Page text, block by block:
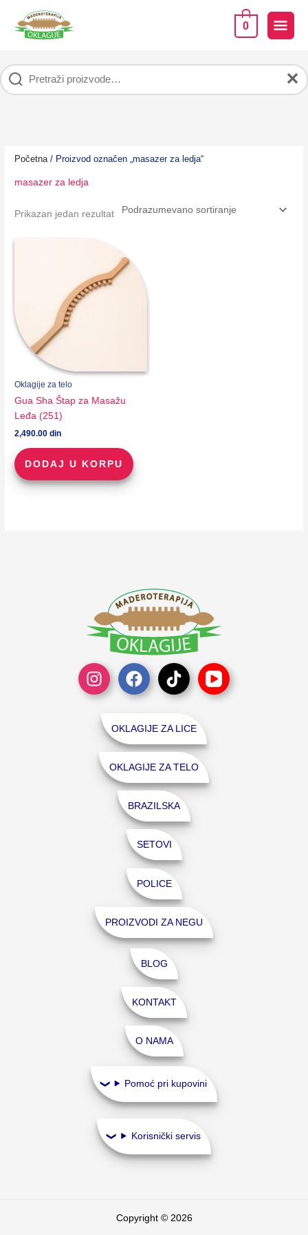
sadržaj
0
✕
Početna / Proizvod označen „masazer za ledja“
masazer za ledja
Prikazan jedan rezultat
Oklagije za telo
Gua Sha Štap za Masažu
Leđa (251)
2,490.00din
DODAJ U KORPU
OKLAGIJE ZA LICE
OKLAGIJE ZA TELO
BRAZILSKA
SETOVI
POLICE
PROIZVODI ZA NEGU
BLOG
KONTAKT
O NAMA
Pomoć pri kupovini
Korisnički servis
Copyright © 2026